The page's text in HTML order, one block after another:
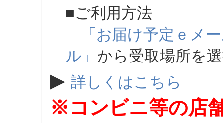
■ご利用方法
「お届け予定ｅメ
ル」 から受取場所を
▶ 詳しくはこちら
※コンビニ等の店